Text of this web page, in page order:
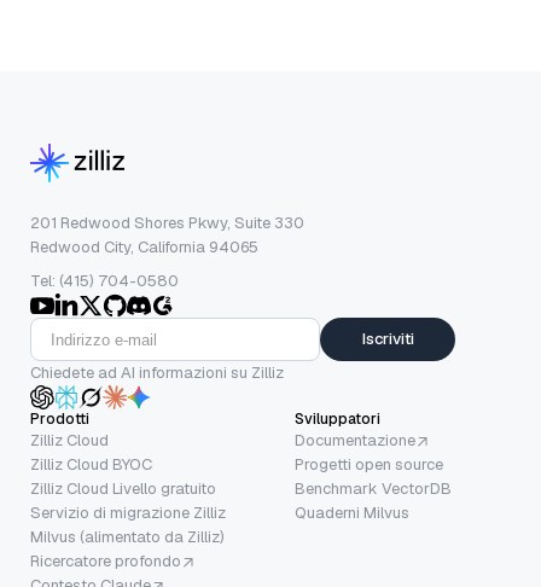
201 Redwood Shores Pkwy, Suite 330
Redwood City, California 94065
Tel: (415) 704-0580
Iscriviti
Chiedete ad AI informazioni su Zilliz
Prodotti
Zilliz Cloud
Zilliz Cloud BYOC
Zilliz Cloud Livello gratuito
Servizio di migrazione Zilliz
Milvus (alimentato da Zilliz)
Ricercatore profondo
Sviluppatori
Documentazione
Progetti open source
Benchmark VectorDB
Quaderni Milvus